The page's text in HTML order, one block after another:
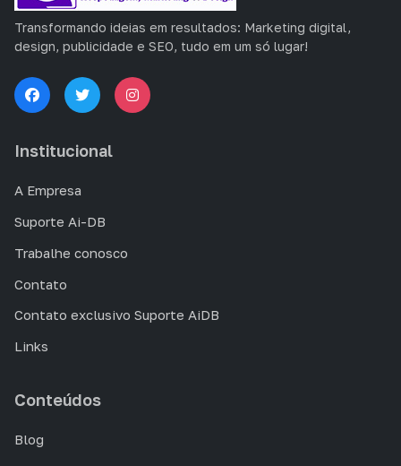
Transformando ideias em resultados: Marketing digital,
design, publicidade e SEO, tudo em um só lugar!
Institucional
A Empresa
Suporte Ai-DB
Trabalhe conosco
Contato
Contato exclusivo Suporte AiDB
Links
Conteúdos
Blog